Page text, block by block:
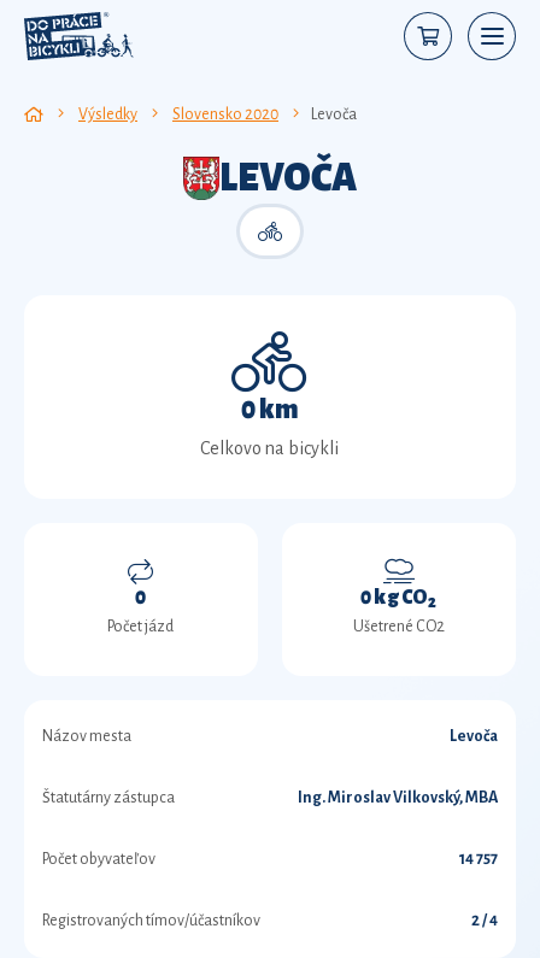
Výsledky Slovensko 2020 Levoča
LEVOČA
0 km
Celkovo na bicykli
0
Počet jázd
0 kg CO2
Ušetrené CO2
Názov mesta Levoča
Štatutárny zástupca Ing. Miroslav Vilkovský, MBA
Počet obyvateľov 14 757
Registrovaných tímov/účastníkov 2 / 4